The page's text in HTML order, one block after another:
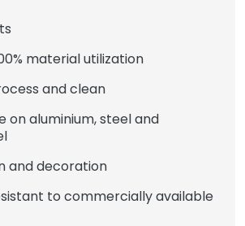
material utilization
and clean
aluminium, steel and
decoration
to commercially available